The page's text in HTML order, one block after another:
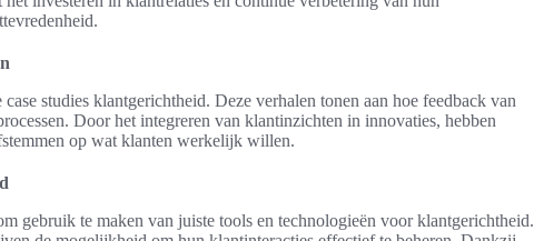
studies klantgerichtheid. Deze verhalen tonen aan hoe feedback van
Door het integreren van klantinzichten in innovaties, hebben
op wat klanten werkelijk willen.
gebruik te maken van juiste tools en technologieën voor klantgerichtheid.